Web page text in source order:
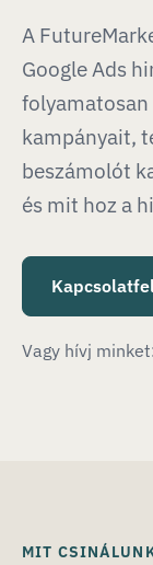
A
Google Ads
kampányait,
beszámolót
és mit hoz a
Vagy hívj
MIT